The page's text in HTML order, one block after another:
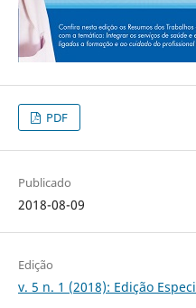
PDF
Publicado
2018-08-09
Edição
v. 5 n. 1 (2018): Edição